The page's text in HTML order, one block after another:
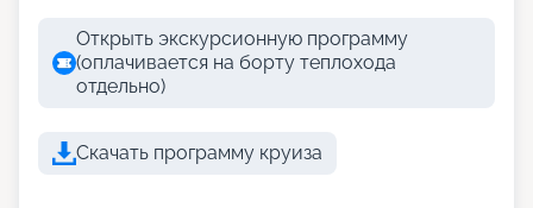
Открыть экскурсионную программу
(оплачивается на борту теплохода
отдельно)
Скачать программу круиза